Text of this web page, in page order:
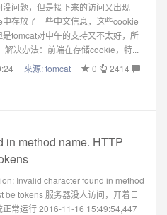
问题，但是接下来的访问又出现
存放了一些中文信息，这些cookie
tomcat对中午的支持又不太好，所
解决办法：前端在存储cookie，特...
來源:tomcat 0
2414
in method name. HTTP
Invalid character found in method
be tokens 服务器没人访问，开着日
常运行 2016-11-16 15:49:54,447